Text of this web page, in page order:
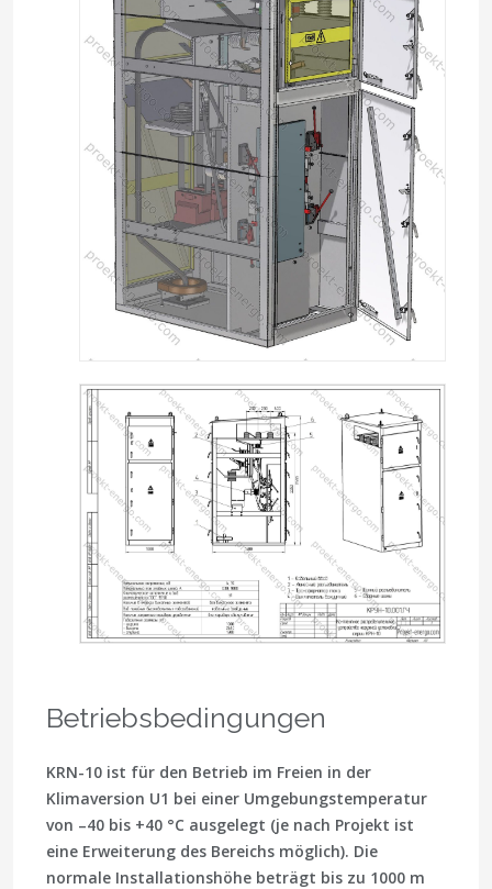
Betriebsbedingungen
KRN-10 ist für den Betrieb im Freien in der
Klimaversion U1 bei einer Umgebungstemperatur
von –40 bis +40 °C ausgelegt (je nach Projekt ist
eine Erweiterung des Bereichs möglich). Die
normale Installationshöhe beträgt bis zu 1000 m